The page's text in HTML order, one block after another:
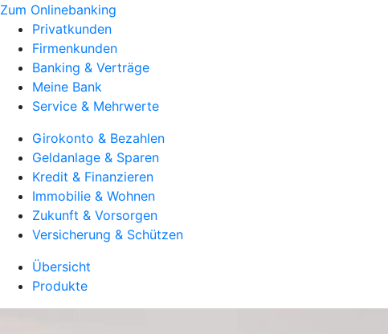
Zum Onlinebanking
Privatkunden
Firmenkunden
Banking & Verträge
Meine Bank
Service & Mehrwerte
Girokonto & Bezahlen
Geldanlage & Sparen
Kredit & Finanzieren
Immobilie & Wohnen
Zukunft & Vorsorgen
Versicherung & Schützen
Übersicht
Produkte